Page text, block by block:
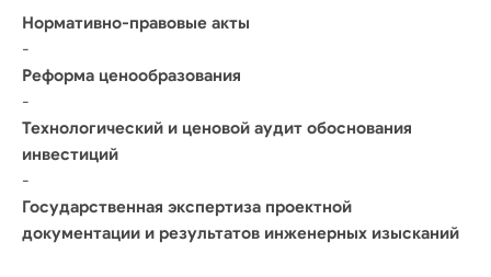
Нормативно-правовые акты
-
Реформа ценообразования
-
Технологический и ценовой аудит обоснования
инвестиций
-
Государственная экспертиза проектной
документации и результатов инженерных изысканий